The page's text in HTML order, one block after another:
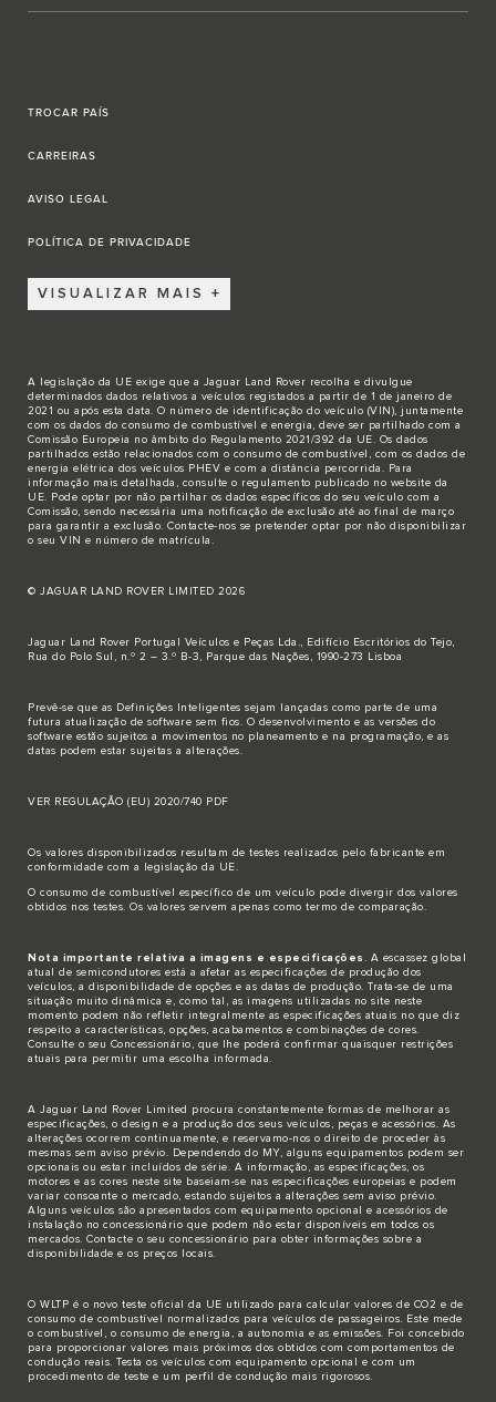
TROCAR PAÍS
CARREIRAS
AVISO LEGAL
POLÍTICA DE PRIVACIDADE
VISUALIZAR MAIS
A legislação da UE exige que a Jaguar Land Rover recolha e divulgue
determinados dados relativos a veículos registados a partir de 1 de janeiro de
2021 ou após esta data. O número de identificação do veículo (VIN), juntamente
com os dados do consumo de combustível e energia, deve ser partilhado com a
Comissão Europeia no âmbito do Regulamento 2021/392 da UE. Os dados
partilhados estão relacionados com o consumo de combustível, com os dados de
energia elétrica dos veículos PHEV e com a distância percorrida. Para
informação mais detalhada, consulte o regulamento publicado no website da
UE . Pode optar por não partilhar os dados específicos do seu veículo com a
Comissão, sendo necessária uma notificação de exclusão até ao final de março
para garantir a exclusão. Contacte-nos se pretender optar por não disponibilizar
o seu VIN e número de matrícula.
© JAGUAR LAND ROVER LIMITED 2026
Jaguar Land Rover Portugal Veículos e Peças Lda., Edifício Escritórios do Tejo,
Rua do Polo Sul, n.º 2 – 3.º B-3, Parque das Nações, 1990-273 Lisboa
Prevê-se que as Definições Inteligentes sejam lançadas como parte de uma
futura atualização de software sem fios. O desenvolvimento e as versões do
software estão sujeitos a movimentos no planeamento e na programação, e as
datas podem estar sujeitas a alterações.
VER REGULAÇÃO (EU) 2020/740 PDF
Os valores disponibilizados resultam de testes realizados pelo fabricante em
conformidade com a legislação da UE.
O consumo de combustível específico de um veículo pode divergir dos valores
obtidos nos testes. Os valores servem apenas como termo de comparação.
Nota importante relativa a imagens e especificações
. A escassez global
atual de semicondutores está a afetar as especificações de produção dos
veículos, a disponibilidade de opções e as datas de produção. Trata-se de uma
situação muito dinâmica e, como tal, as imagens utilizadas no site neste
momento podem não refletir integralmente as especificações atuais no que diz
respeito a características, opções, acabamentos e combinações de cores.
Consulte o seu Concessionário, que lhe poderá confirmar quaisquer restrições
atuais para permitir uma escolha informada.
A Jaguar Land Rover Limited procura constantemente formas de melhorar as
especificações, o design e a produção dos seus veículos, peças e acessórios. As
alterações ocorrem continuamente, e reservamo-nos o direito de proceder às
mesmas sem aviso prévio. Dependendo do MY, alguns equipamentos podem ser
opcionais ou estar incluídos de série. A informação, as especificações, os
motores e as cores neste site baseiam-se nas especificações europeias e podem
variar consoante o mercado, estando sujeitos a alterações sem aviso prévio.
Alguns veículos são apresentados com equipamento opcional e acessórios de
instalação no concessionário que podem não estar disponíveis em todos os
mercados. Contacte o seu concessionário para obter informações sobre a
disponibilidade e os preços locais.
O WLTP é o novo teste oficial da UE utilizado para calcular valores de CO2 e de
consumo de combustível normalizados para veículos de passageiros. Este mede
o combustível, o consumo de energia, a autonomia e as emissões. Foi concebido
para proporcionar valores mais próximos dos obtidos com comportamentos de
condução reais. Testa os veículos com equipamento opcional e com um
procedimento de teste e um perfil de condução mais rigorosos.